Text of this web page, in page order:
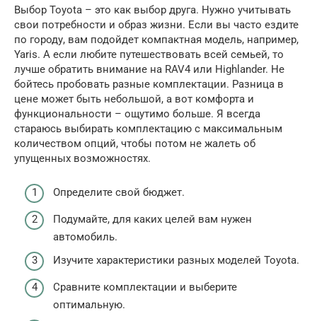
Выбор Toyota – это как выбор друга. Нужно учитывать
свои потребности и образ жизни. Если вы часто ездите
по городу, вам подойдет компактная модель, например,
Yaris. А если любите путешествовать всей семьей, то
лучше обратить внимание на RAV4 или Highlander. Не
бойтесь пробовать разные комплектации. Разница в
цене может быть небольшой, а вот комфорта и
функциональности – ощутимо больше. Я всегда
стараюсь выбирать комплектацию с максимальным
количеством опций, чтобы потом не жалеть об
упущенных возможностях.
Определите свой бюджет.
Подумайте, для каких целей вам нужен
автомобиль.
Изучите характеристики разных моделей Toyota.
Сравните комплектации и выберите
оптимальную.